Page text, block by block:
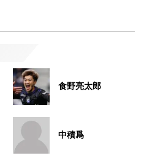
食野亮太郎
中積爲